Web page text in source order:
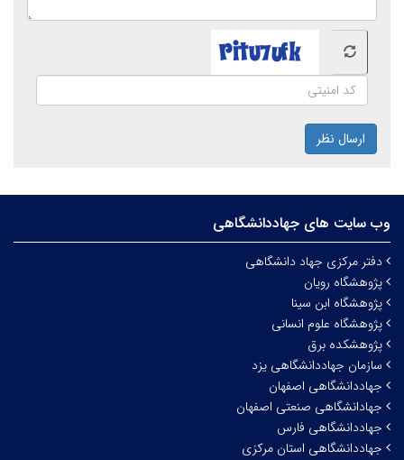
ارسال نظر
وب سایت های جهاددانشگاهی
دفتر مرکزی جهاد دانشگاهی
پژوهشگاه رویان
پژوهشگاه ابن سینا
پژوهشگاه علوم انسانی
پژوهشکده برق
سازمان جهاددانشگاهی یزد
جهاددانشگاهی اصفهان
جهادانشگاهی صنعتی اصفهان
جهاددانشگاهی فارس
جهاددانشگاهی استان مرکزی